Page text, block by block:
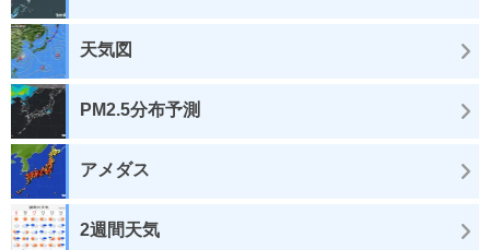
天気図
PM2.5分布予測
アメダス
2週間天気